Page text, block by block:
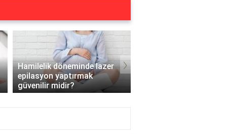
Hamilelik döneminde lazer
epilasyon yaptırmak
güvenilir midir?
›